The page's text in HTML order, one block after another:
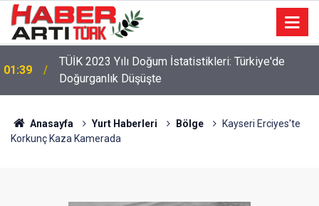
01:39
TÜİK 2023 Yılı Doğum İstatistikleri: Türkiye'de
Doğurganlık Düşüşte
Anasayfa Yurt Haberleri Bölge
Kayseri Erciyes'te
Korkunç Kaza Kamerada